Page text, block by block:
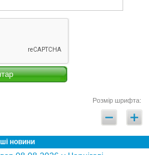
Розмір шрифта:
новини